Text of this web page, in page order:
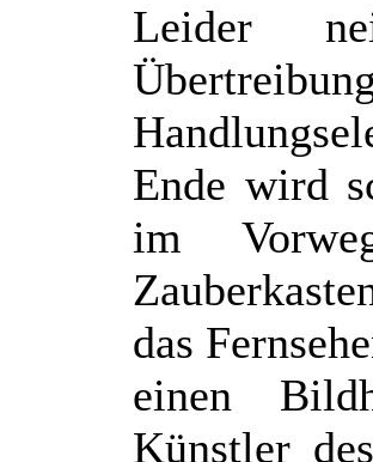
Leider
Ende wird
im
das
einen
Künstler